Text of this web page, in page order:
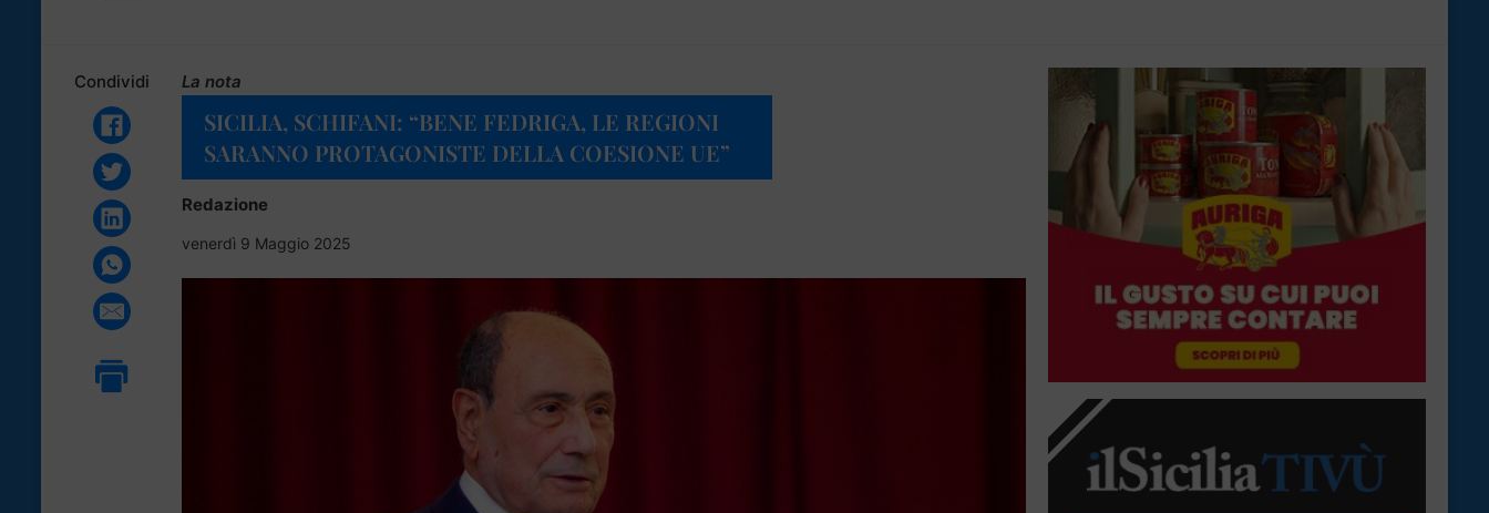
Condividi La nota
SICILIA, SCHIFANI: “BENE FEDRIGA, LE REGIONI
SARANNO PROTAGONISTE DELLA COESIONE UE”
Redazione
venerdì 9 Maggio 2025